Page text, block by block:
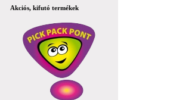
Akciós, kifutó termékek